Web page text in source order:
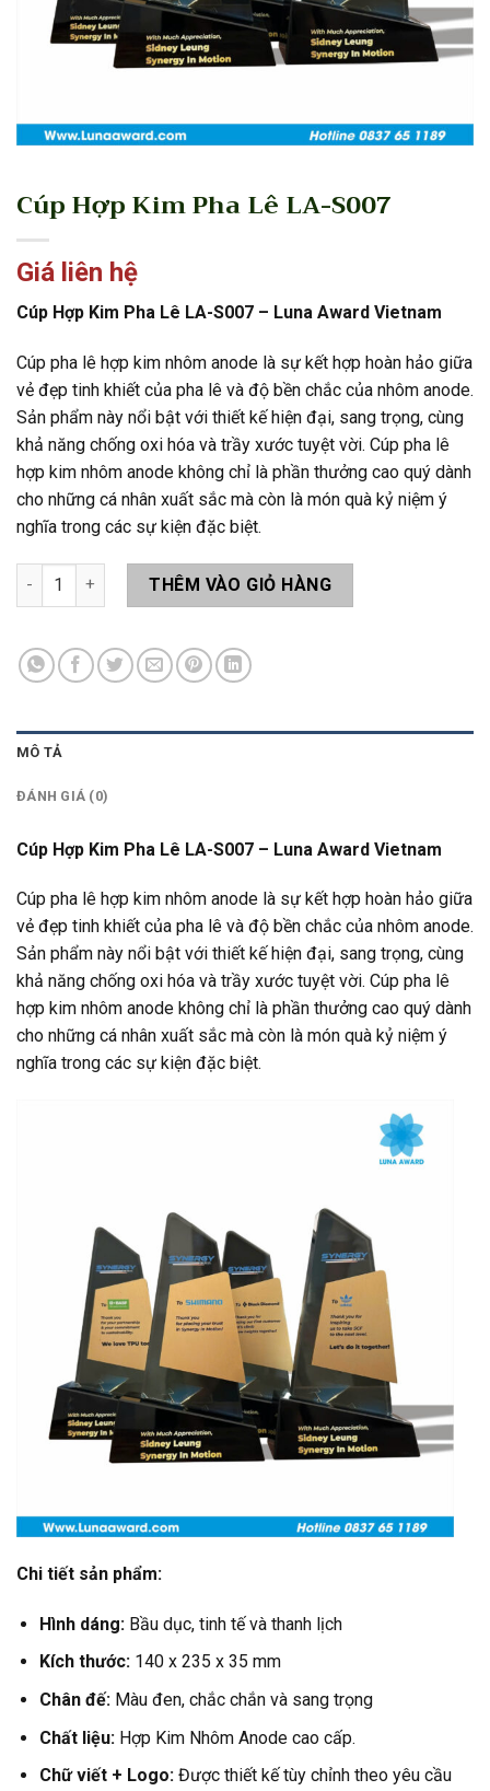
Cúp Hợp Kim Pha Lê LA-S007
Giá liên hệ
Cúp Hợp Kim Pha Lê LA-S007 – Luna Award Vietnam
Cúp pha lê hợp kim nhôm anode là sự kết hợp hoàn hảo giữa
vẻ đẹp tinh khiết của pha lê và độ bền chắc của nhôm anode.
Sản phẩm này nổi bật với thiết kế hiện đại, sang trọng, cùng
khả năng chống oxi hóa và trầy xước tuyệt vời. Cúp pha lê
hợp kim nhôm anode không chỉ là phần thưởng cao quý dành
cho những cá nhân xuất sắc mà còn là món quà kỷ niệm ý
nghĩa trong các sự kiện đặc biệt.
Cúp Hợp Kim Pha Lê LA-S007 số lượng
THÊM VÀO GIỎ HÀNG
MÔ TẢ
ĐÁNH GIÁ (0)
Cúp Hợp Kim Pha Lê LA-S007 – Luna Award Vietnam
Cúp pha lê hợp kim nhôm anode là sự kết hợp hoàn hảo giữa
vẻ đẹp tinh khiết của pha lê và độ bền chắc của nhôm anode.
Sản phẩm này nổi bật với thiết kế hiện đại, sang trọng, cùng
khả năng chống oxi hóa và trầy xước tuyệt vời. Cúp pha lê
hợp kim nhôm anode không chỉ là phần thưởng cao quý dành
cho những cá nhân xuất sắc mà còn là món quà kỷ niệm ý
nghĩa trong các sự kiện đặc biệt.
Chi tiết sản phẩm:
Hình dáng: Bầu dục, tinh tế và thanh lịch
Kích thước: 140 x 235 x 35 mm
Chân đế: Màu đen, chắc chắn và sang trọng
Chất liệu: Hợp Kim Nhôm Anode cao cấp.
Chữ viết + Logo: Được thiết kế tùy chỉnh theo yêu cầu